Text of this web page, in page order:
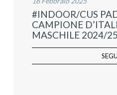
#INDOOR/CUS
CAMPIONE
MASCHILE 2024/25